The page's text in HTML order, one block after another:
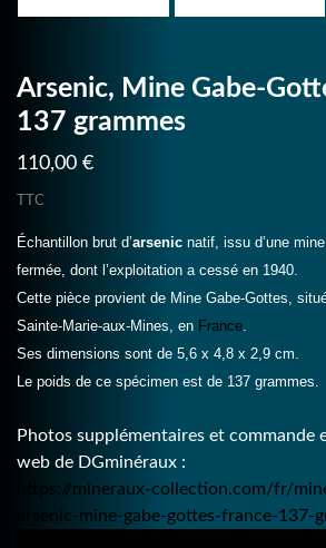
Arsenic, Mine Gabe-
137 grammes
110,00 €
TTC
Échantillon brut d’arsenic natif, issu d’une
fermée, dont l’exploitation a cessé en 1940.
Cette pièce provient de Mine Gabe-Gottes,
Sainte-Marie-aux-Mines, en France
Ses dimensions sont de 5,6 x 4,8 x 2,9 cm.
Le poids de ce spécimen est de 137 grammes.
Photos supplémentaires et commande
web de DGminéraux :
https://mineraux-collection.com/fr/
arsenic-mine-gabe-gottes-france-137-